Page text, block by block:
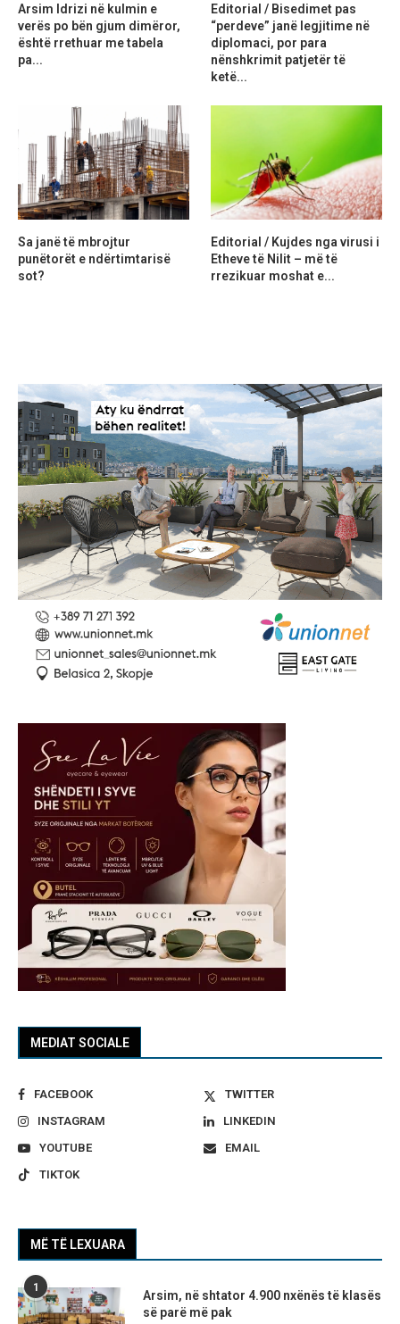
MEDIAT SOCIALE
FACEBOOK
TWITTER
INSTAGRAM
LINKEDIN
YOUTUBE
EMAIL
TIKTOK
MË TË LEXUARA
1
Arsim, në shtator 4.900 nxënës të klasës
së parë më pak
Arsim Idrizi në kulmin e
verës po bën gjum dimëror,
është rrethuar me tabela
pa...
Editorial / Bisedimet pas
“perdeve” janë legjitime në
diplomaci, por para
nënshkrimit patjetër të
ketë...
Sa janë të mbrojtur
punëtorët e ndërtimtarisë
sot?
Editorial / Kujdes nga virusi i
Etheve të Nilit – më të
rrezikuar moshat e...